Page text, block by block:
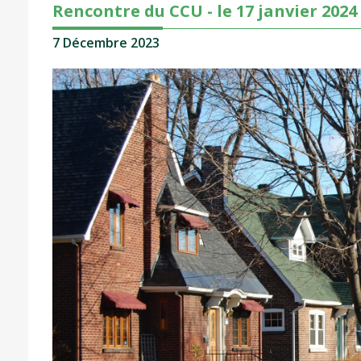
Rencontre du CCU - le 17 janvier 2024
7 Décembre 2023